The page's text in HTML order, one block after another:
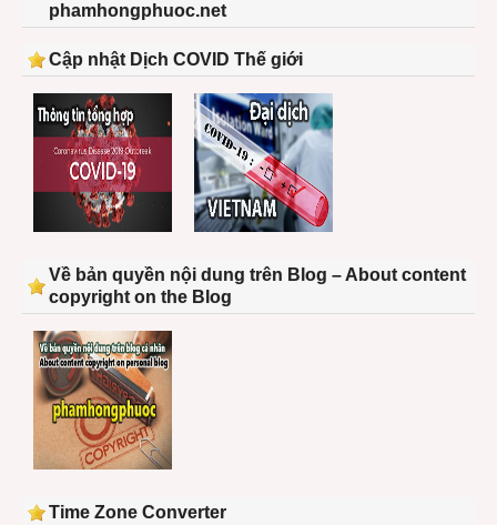
phamhongphuoc.net
Cập nhật Dịch COVID Thế giới
Về bản quyền nội dung trên Blog – About content
copyright on the Blog
Time Zone Converter